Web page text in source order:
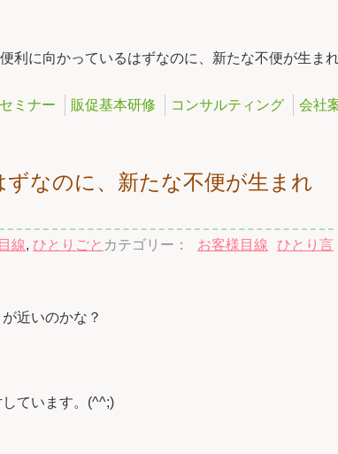
便利に向かっているはずなのに、新たな不便が生ま
ミナー 販促基本研修 コンサルティング 会社
なのに、新たな不便が生まれ
カテゴリー： お客様目線 ひとり言
線, ひとりごと
近いのかな？
ています。(^^;)